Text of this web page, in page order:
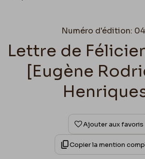
Numéro d'édition:
Lettre de
[Eugène
Ajouter aux favoris
Copier la mention